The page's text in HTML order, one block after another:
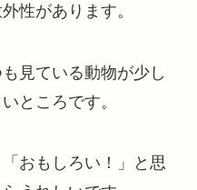
性があります。
見ている動物が少し
ところです。
おもしろい！」と思